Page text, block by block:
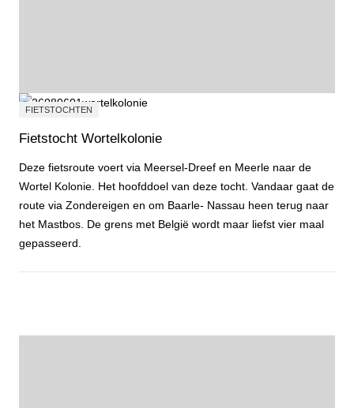
FIETSTOCHTEN
Fietstocht Wortelkolonie
Deze fietsroute voert via Meersel-Dreef en Meerle naar de
Wortel Kolonie. Het hoofddoel van deze tocht. Vandaar gaat de
route via Zondereigen en om Baarle- Nassau heen terug naar
het Mastbos. De grens met België wordt maar liefst vier maal
gepasseerd.